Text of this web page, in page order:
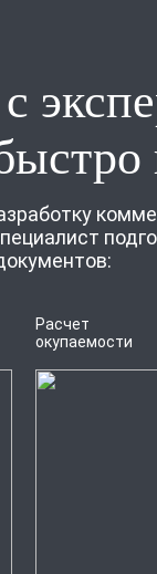
Расчет
окупаемости